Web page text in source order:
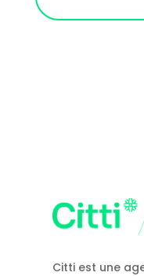
Citti est une